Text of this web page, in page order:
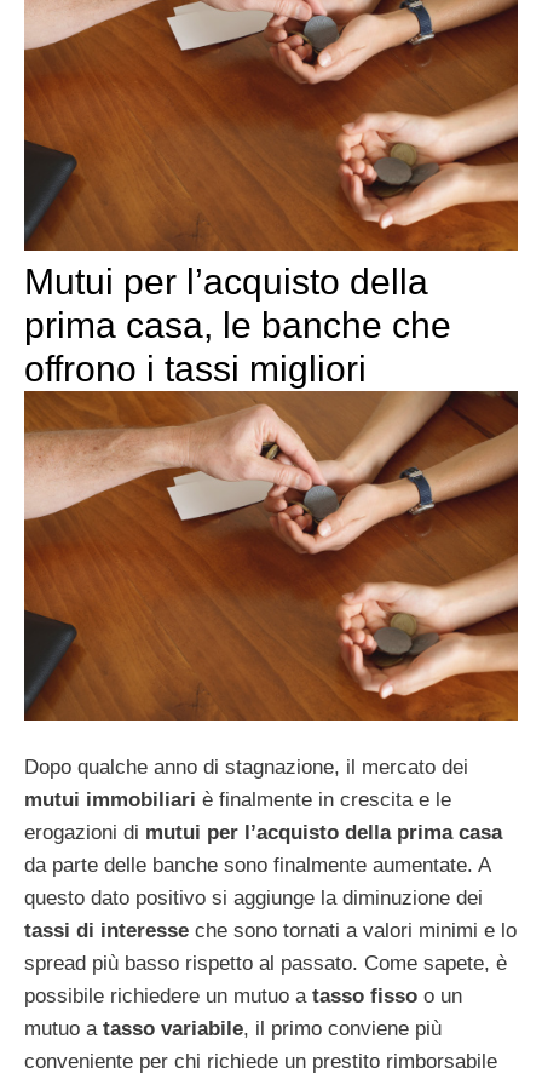
Mutui per l’acquisto della
prima casa, le banche che
offrono i tassi migliori
Dopo qualche anno di stagnazione, il mercato dei
mutui immobiliari è finalmente in crescita e le
erogazioni di mutui per l’acquisto della prima casa
da parte delle banche sono finalmente aumentate. A
questo dato positivo si aggiunge la diminuzione dei
tassi di interesse che sono tornati a valori minimi e lo
spread più basso rispetto al passato. Come sapete, è
possibile richiedere un mutuo a tasso fisso o un
mutuo a tasso variabile, il primo conviene più
conveniente per chi richiede un prestito rimborsabile